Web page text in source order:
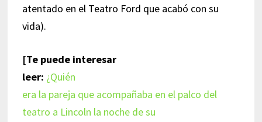
atentado en el Teatro Ford que acabó con su
vida).
[Te puede interesar
leer: ¿Quién
era la pareja que acompañaba en el palco del
teatro a Lincoln la noche de su